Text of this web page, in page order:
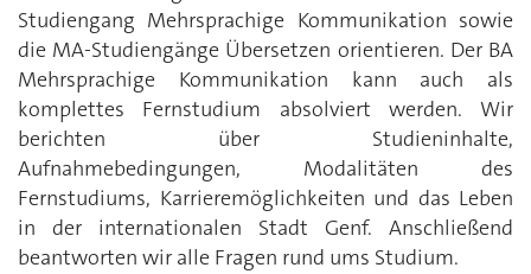
Studiengang Mehrsprachige Kommunikation sowie
die MA-Studiengänge Übersetzen orientieren. Der BA
Mehrsprachige Kommunikation kann auch als
komplettes Fernstudium absolviert werden. Wir
berichten über Studieninhalte,
Aufnahmebedingungen, Modalitäten des
Fernstudiums, Karrieremöglichkeiten und das Leben
in der internationalen Stadt Genf. Anschließend
beantworten wir alle Fragen rund ums Studium.